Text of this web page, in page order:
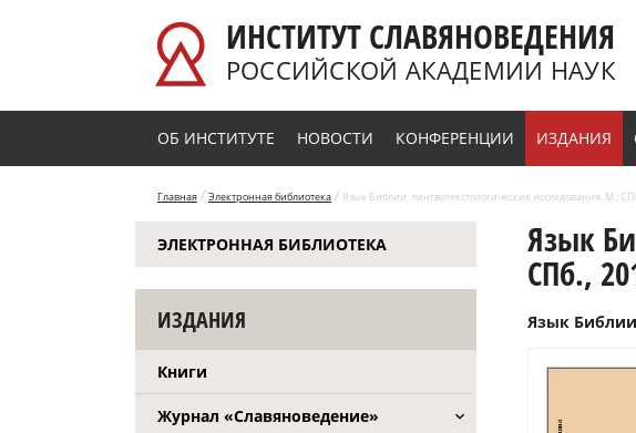
ИНСТИТУТ СЛАВЯНОВЕДЕНИЯ
РОССИЙСКОЙ АКАДЕМИИ НАУК
ОБ ИНСТИТУТЕ НОВОСТИ КОНФЕРЕНЦИИ ИЗДАНИЯ
Главная / Электронная библиотека / Язык Библии: лингвотекстологические исследования. М.;
ЭЛЕКТРОННАЯ БИБЛИОТЕКА
ИЗДАНИЯ
Книги
Журнал «Славяноведение»
Язык
СПб.,
Язык